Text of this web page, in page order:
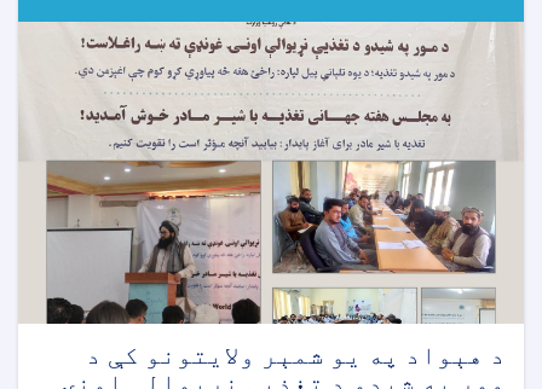
د هېواد په یو شمېر ولایتونو کې د